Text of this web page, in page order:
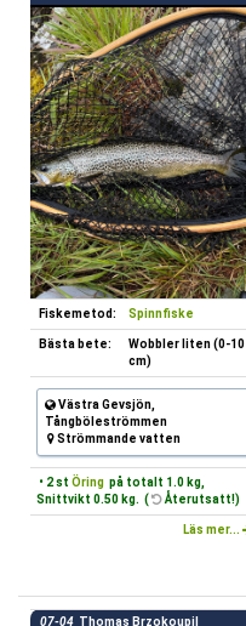
Fiskemetod: Spinnfiske
Bästa bete:
Wobbler liten (0-10
cm)
Västra Gevsjön,
Tångböleströmmen
Strömmande vatten
• 2 st Öring på totalt 1.0 kg,
Snittvikt 0.50 kg. (
Återutsatt!)
Läs mer...
07-04 Thomas Brzokoupil